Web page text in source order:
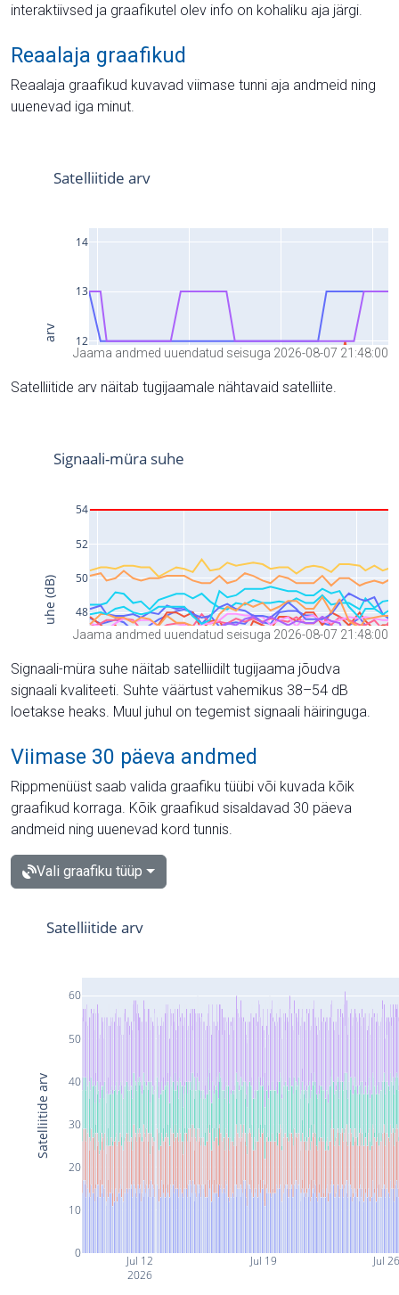
interaktiivsed ja graafikutel olev info on kohaliku aja järgi.
Reaalaja graafikud
Reaalaja graafikud kuvavad viimase tunni aja andmeid ning
uuenevad iga minut.
Jaama andmed uuendatud seisuga 2026-08-07 21:48:00
Satelliitide arv näitab tugijaamale nähtavaid satelliite.
Jaama andmed uuendatud seisuga 2026-08-07 21:48:00
Signaali-müra suhe näitab satelliidilt tugijaama jõudva
signaali kvaliteeti. Suhte väärtust vahemikus 38–54 dB
loetakse heaks. Muul juhul on tegemist signaali häiringuga.
Viimase 30 päeva andmed
Rippmenüüst saab valida graafiku tüübi või kuvada kõik
graafikud korraga. Kõik graafikud sisaldavad 30 päeva
andmeid ning uuenevad kord tunnis.
Vali graafiku tüüp
Jul 12
2026
Jul 19 Jul
0
10
20
30
40
50
60
Satelliitide arv
Satelliitide arv